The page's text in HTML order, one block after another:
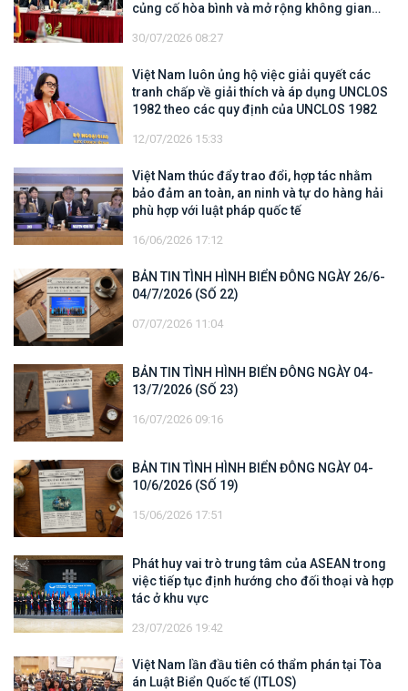
củng cố hòa bình và mở rộng không gian
30/07/2026 08:27
Việt Nam luôn ủng hộ việc giải quyết các
tranh chấp về giải thích và áp dụng UNCLOS
1982 theo các quy định của UNCLOS 1982
12/07/2026 15:33
Việt Nam thúc đẩy trao đổi, hợp tác nhằm
bảo đảm an toàn, an ninh và tự do hàng hải
phù hợp với luật pháp quốc tế
16/06/2026 17:12
BẢN TIN TÌNH HÌNH BIỂN ĐÔNG NGÀY 26/6-
04/7/2026 (SỐ 22)
07/07/2026 11:04
BẢN TIN TÌNH HÌNH BIỂN ĐÔNG NGÀY 04-
13/7/2026 (SỐ 23)
16/07/2026 09:16
BẢN TIN TÌNH HÌNH BIỂN ĐÔNG NGÀY 04-
10/6/2026 (SỐ 19)
15/06/2026 17:51
Phát huy vai trò trung tâm của ASEAN trong
việc tiếp tục định hướng cho đối thoại và hợp
tác ở khu vực
23/07/2026 19:42
Việt Nam lần đầu tiên có thẩm phán tại Tòa
án Luật Biển Quốc tế (ITLOS)